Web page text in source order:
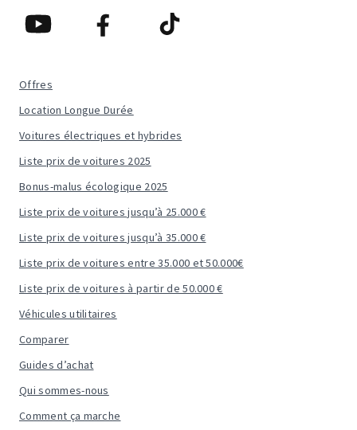
Offres
Location Longue Durée
Voitures électriques et hybrides
Liste prix de voitures 2025
Bonus-malus écologique 2025
Liste prix de voitures jusqu’à 25.000 €
Liste prix de voitures jusqu’à 35.000 €
Liste prix de voitures entre 35.000 et 50.000€
Liste prix de voitures à partir de 50.000 €
Véhicules utilitaires
Comparer
Guides d’achat
Qui sommes-nous
Comment ça marche